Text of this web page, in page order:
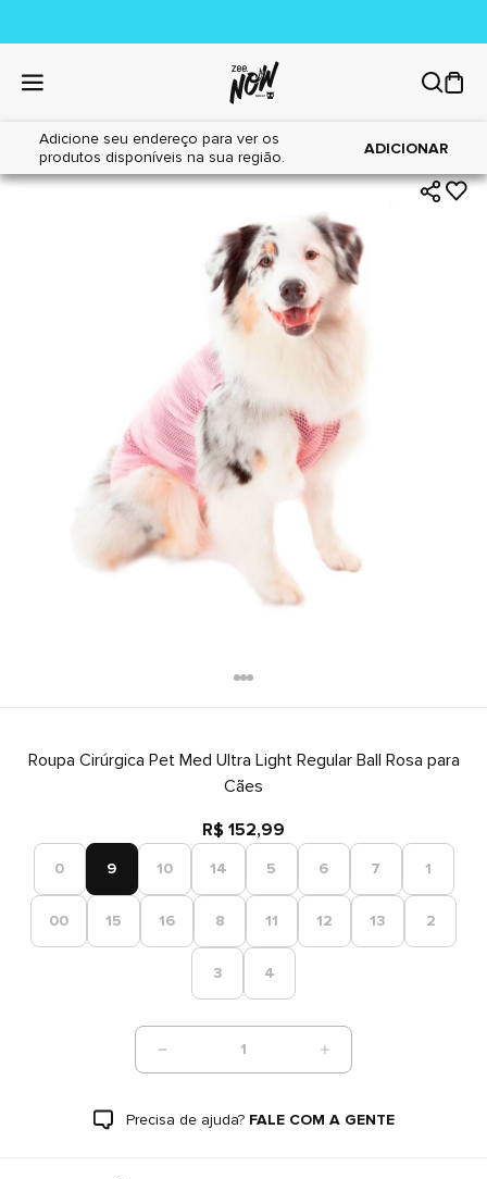
Adicione seu endereço para ver os
produtos disponíveis na sua região.
ADICIONAR
Home|Cães|Farmácia
Roupa Cirúrgica Pet Med Ultra Light Regular Ball Rosa para
Cães
R$ 152,99
0 9 10 14 5 6 7 1
00 15 16 8 11 12 13 2
3 4
1
Precisa de ajuda? FALE COM A GENTE